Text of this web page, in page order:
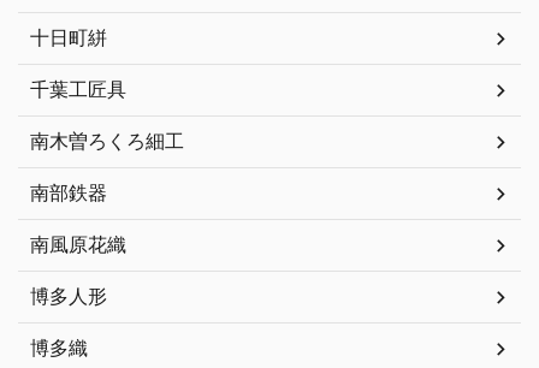
十日町絣
千葉工匠具
南木曽ろくろ細工
南部鉄器
南風原花織
博多人形
博多織